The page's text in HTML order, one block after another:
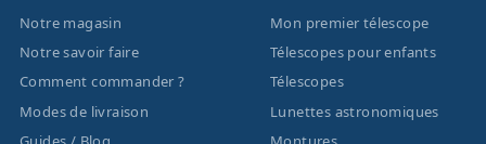
Notre magasin
Notre savoir faire
Comment commander ?
Modes de livraison
Mon premier télescope
Télescopes pour enfants
Télescopes
Lunettes astronomiques